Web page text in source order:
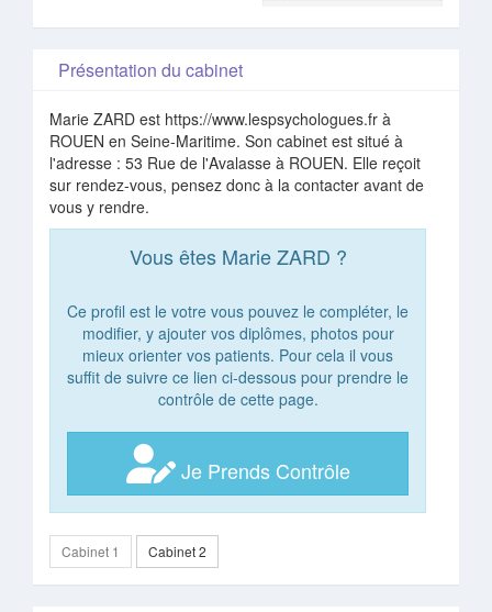
Présentation du cabinet
Marie ZARD est https://www.lespsychologues.fr à
ROUEN en Seine-Maritime. Son cabinet est situé à
l'adresse : 53 Rue de l'Avalasse à ROUEN. Elle reçoit
sur rendez-vous, pensez donc à la contacter avant de
vous y rendre.
Vous êtes Marie ZARD ?
Ce profil est le votre vous pouvez le compléter, le
modifier, y ajouter vos diplômes, photos pour
mieux orienter vos patients. Pour cela il vous
suffit de suivre ce lien ci-dessous pour prendre le
contrôle de cette page.
Je Prends Contrôle
Cabinet 1 Cabinet 2